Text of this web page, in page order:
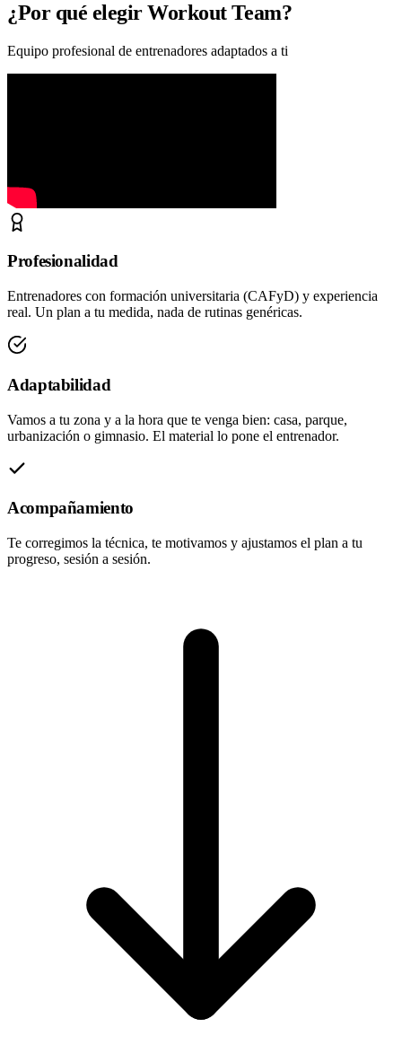
¿Por qué elegir Workout Team?
Equipo profesional de entrenadores adaptados a ti
Profesionalidad
Entrenadores con formación universitaria (CAFyD) y experiencia
real. Un plan a tu medida, nada de rutinas genéricas.
Adaptabilidad
Vamos a tu zona y a la hora que te venga bien: casa, parque,
urbanización o gimnasio. El material lo pone el entrenador.
Acompañamiento
Te corregimos la técnica, te motivamos y ajustamos el plan a tu
progreso, sesión a sesión.